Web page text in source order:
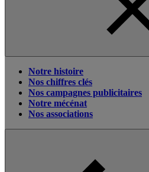
Notre histoire
Nos chiffres clés
Nos campagnes publicitaires
Notre mécénat
Nos associations